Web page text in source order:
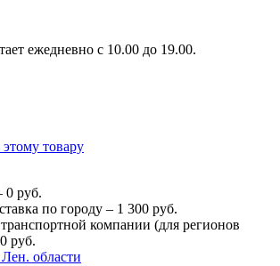
ежедневно с 10.00 до 19.00.
товару
0 руб.
по городу – 1 300 руб.
компании (для регионов
руб.
области